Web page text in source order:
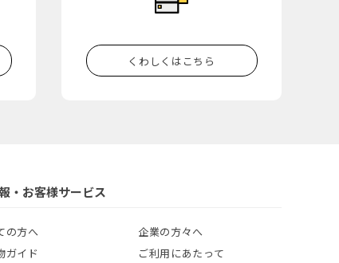
くわしくはこちら
・お客様サービス
の方へ
ガイド
企業の方々へ
ご利用にあたって